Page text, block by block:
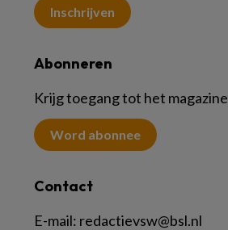
Inschrijven
Abonneren
Krijg toegang tot het magazine
Word abonnee
Contact
E-mail: redactievsw@bsl.nl